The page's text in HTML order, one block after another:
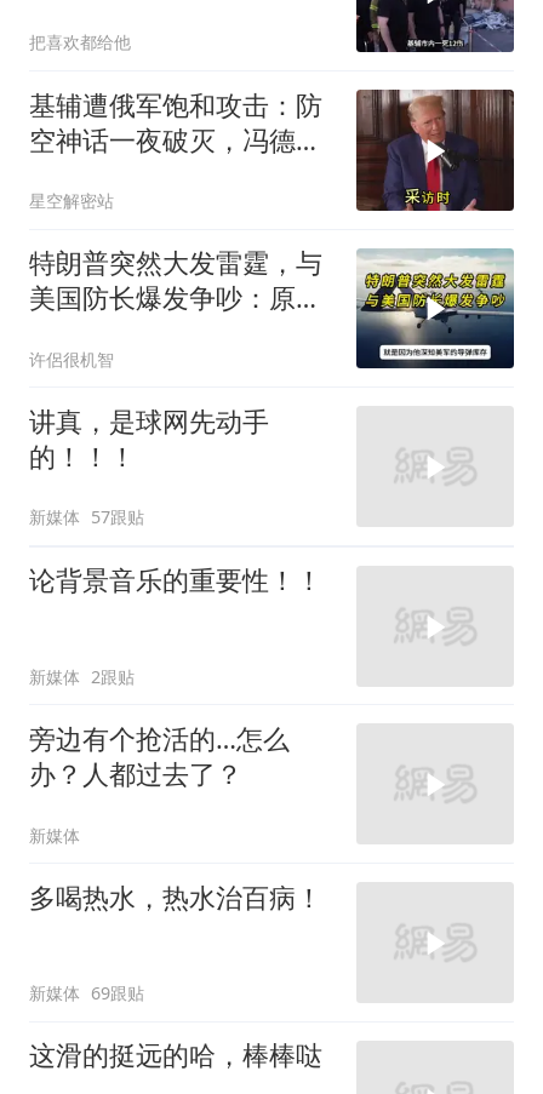
把喜欢都给他
基辅遭俄军饱和攻击：防
空神话一夜破灭，冯德莱
了急
星空解密站
特朗普突然大发雷霆，与
美国防长爆发争吵：原来
许侶很机智
讲真，是球网先动手
的！！！
新媒体 57跟贴
论背景音乐的重要性！！
新媒体 2跟贴
旁边有个抢活的…怎么
办？人都过去了？
新媒体
多喝热水，热水治百病！
新媒体 69跟贴
这滑的挺远的哈，棒棒哒